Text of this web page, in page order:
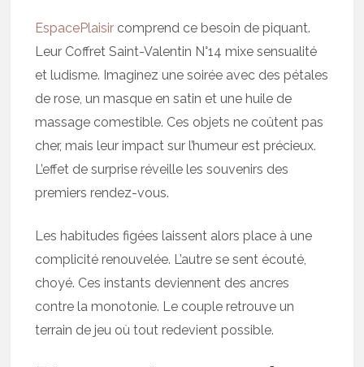
EspacePlaisir comprend ce besoin de piquant.
Leur Coffret Saint-Valentin N°14 mixe sensualité
et ludisme. Imaginez une soirée avec des pétales
de rose, un masque en satin et une huile de
massage comestible. Ces objets ne coûtent pas
cher, mais leur impact sur l’humeur est précieux.
L’effet de surprise réveille les souvenirs des
premiers rendez-vous.
Les habitudes figées laissent alors place à une
complicité renouvelée. L’autre se sent écouté,
choyé. Ces instants deviennent des ancres
contre la monotonie. Le couple retrouve un
terrain de jeu où tout redevient possible.